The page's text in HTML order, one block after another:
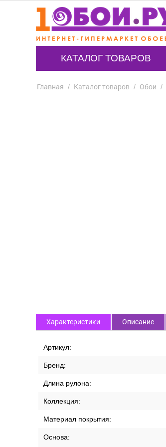
КАТАЛОГ ТОВАРОВ
Главная / Каталог товаров / Обои /
Характеристики Описание
Артикул:
Бренд:
Длина рулона:
Коллекция:
Материал покрытия:
Основа: